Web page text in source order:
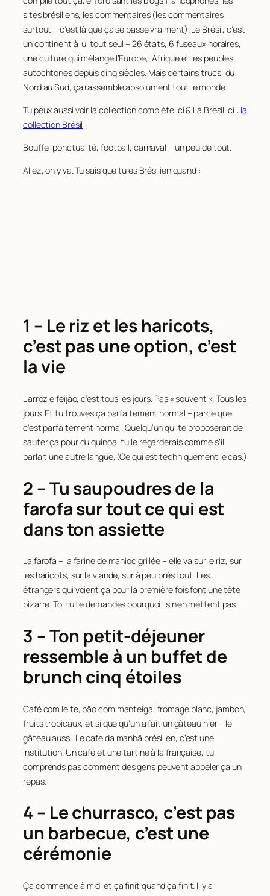
sites brésiliens, les commentaires (les commentaires
surtout – c’est là que ça se passe vraiment). Le Brésil, c’est
un continent à lui tout seul – 26 états, 6 fuseaux horaires,
une culture qui mélange l’Europe, l’Afrique et les peuples
autochtones depuis cinq siècles. Mais certains trucs, du
Nord au Sud, ça rassemble absolument tout le monde.
Tu peux aussi voir la collection complète Ici & Là Brésil ici : la
collection Brésil
Bouffe, ponctualité, football, carnaval – un peu de tout.
Allez, on y va. Tu sais que tu es Brésilien quand :
1 – Le riz et les haricots,
c’est pas une option, c’est
la vie
L’arroz e feijão, c’est tous les jours. Pas « souvent ». Tous les
jours. Et tu trouves ça parfaitement normal – parce que
c’est parfaitement normal. Quelqu’un qui te proposerait de
sauter ça pour du quinoa, tu le regarderais comme s’il
parlait une autre langue. (Ce qui est techniquement le cas.)
2 – Tu saupoudres de la
farofa sur tout ce qui est
dans ton assiette
La farofa – la farine de manioc grillée – elle va sur le riz, sur
les haricots, sur la viande, sur à peu près tout. Les
étrangers qui voient ça pour la première fois font une tête
bizarre. Toi tu te demandes pourquoi ils n’en mettent pas.
3 – Ton petit-déjeuner
ressemble à un buffet de
brunch cinq étoiles
Café com leite, pão com manteiga, fromage blanc, jambon,
fruits tropicaux, et si quelqu’un a fait un gâteau hier – le
gâteau aussi. Le café da manhã brésilien, c’est une
institution. Un café et une tartine à la française, tu
comprends pas comment des gens peuvent appeler ça un
repas.
4 – Le churrasco, c’est pas
un barbecue, c’est une
cérémonie
Ça commence à midi et ça finit quand ça finit. Il y a